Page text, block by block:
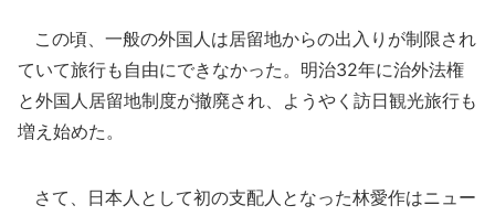
この頃、一般の外国人は居留地からの出入りが制限され
ていて旅行も自由にできなかった。明治32年に治外法権
と外国人居留地制度が撤廃され、ようやく訪日観光旅行も
増え始めた。
さて、日本人として初の支配人となった林愛作はニュー